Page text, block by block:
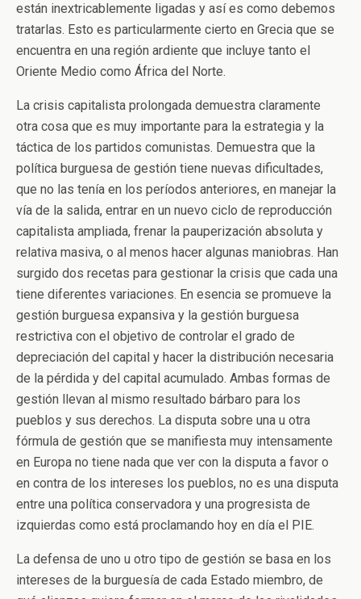
están inextricablemente ligadas y así es como debemos
tratarlas. Esto es particularmente cierto en Grecia que se
encuentra en una región ardiente que incluye tanto el
Oriente Medio como África del Norte.
La crisis capitalista prolongada demuestra claramente
otra cosa que es muy importante para la estrategia y la
táctica de los partidos comunistas. Demuestra que la
política burguesa de gestión tiene nuevas dificultades,
que no las tenía en los períodos anteriores, en manejar la
vía de la salida, entrar en un nuevo ciclo de reproducción
capitalista ampliada, frenar la pauperización absoluta y
relativa masiva, o al menos hacer algunas maniobras. Han
surgido dos recetas para gestionar la crisis que cada una
tiene diferentes variaciones. En esencia se promueve la
gestión burguesa expansiva y la gestión burguesa
restrictiva con el objetivo de controlar el grado de
depreciación del capital y hacer la distribución necesaria
de la pérdida y del capital acumulado. Ambas formas de
gestión llevan al mismo resultado bárbaro para los
pueblos y sus derechos. La disputa sobre una u otra
fórmula de gestión que se manifiesta muy intensamente
en Europa no tiene nada que ver con la disputa a favor o
en contra de los intereses los pueblos, no es una disputa
entre una política conservadora y una progresista de
izquierdas como está proclamando hoy en día el PIE.
La defensa de uno u otro tipo de gestión se basa en los
intereses de la burguesía de cada Estado miembro, de